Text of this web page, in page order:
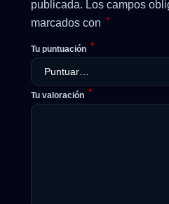
publicada. Los campos
marcados con *
Tu puntuación *
Tu valoración *